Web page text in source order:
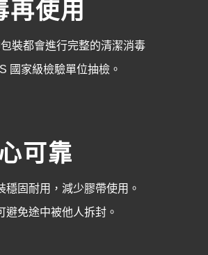
再使用
裝都會進行完整的清潔消毒
國家級檢驗單位抽檢。
可靠
穩固耐用，減少膠帶使用。
避免途中被他人拆封。